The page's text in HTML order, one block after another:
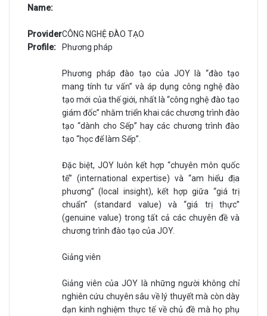
Name:
Provider
Profile:
CÔNG NGHỆ ĐÀO TẠO
Phương pháp
Phương pháp đào tạo của JOY là “đào tạo
mang tính tư vấn” và áp dụng công nghệ đào
tạo mới của thế giới, nhất là “công nghệ đào tạo
giám đốc” nhằm triển khai các chương trình đào
tạo “dành cho Sếp” hay các chương trình đào
tạo “học để làm Sếp”.
Đặc biệt, JOY luôn kết hợp “chuyên môn quốc
tế” (international expertise) và “am hiểu địa
phương” (local insight), kết hợp giữa “giá trị
chuẩn” (standard value) và “giá trị thực”
(genuine value) trong tất cả các chuyên đề và
chương trình đào tạo của JOY.
Giảng viên
Giảng viên của JOY là những người không chỉ
nghiên cứu chuyên sâu về lý thuyết mà còn dày
dạn kinh nghiệm thực tế về chủ đề mà họ phụ